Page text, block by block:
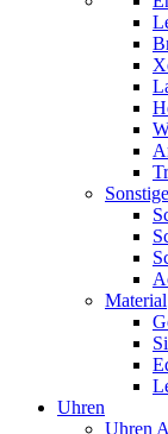
Material
Uhren
Uhren